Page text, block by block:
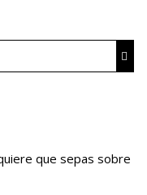
que sepas sobre